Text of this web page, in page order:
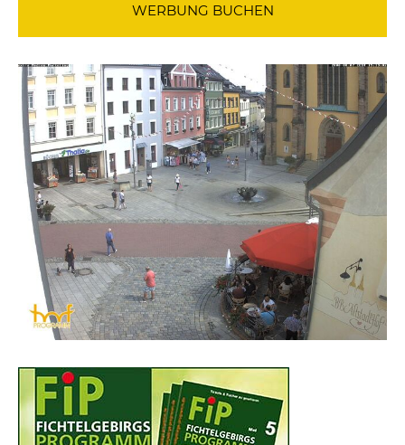
WERBUNG BUCHEN